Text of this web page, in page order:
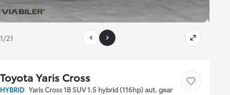
1/21
Toyota Yaris Cross
HYBRID Yaris Cross 1B SUV 1.5 hybrid (116hp) aut. gear
Gem bil